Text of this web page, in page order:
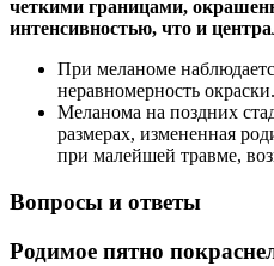
четкими границами,
интенсивностью, что и
При меланоме
неравномерность окраски.
Меланома на поздних
размерах, измененная
при малейшей травме,
Вопросы и ответы
Родимое пятно